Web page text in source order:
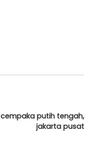
cempaka putih tengah,
jakarta pusat